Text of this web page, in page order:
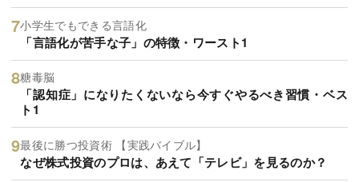
小学生でもできる言語化
「言語化が苦手な子」の特徴・ワースト1
糖毒脳
「認知症」になりたくないなら今すぐやるべき習慣・ベス
ト1
最後に勝つ投資術 【実践バイブル】
なぜ株式投資のプロは、あえて「テレビ」を見るのか？